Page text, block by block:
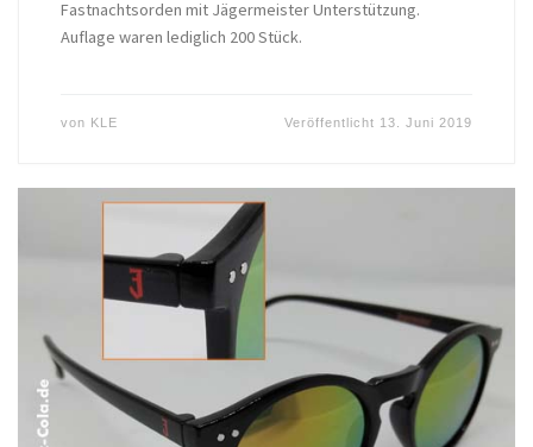
Fastnachtsorden mit Jägermeister Unterstützung.
Auflage waren lediglich 200 Stück.
von KLE Veröffentlicht 13. Juni 2019